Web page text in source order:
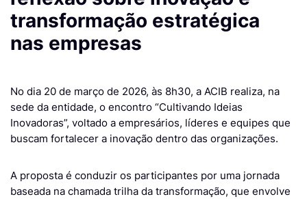
transformação estratégica
nas empresas
No dia 20 de março de 2026, às 8h30, a ACIB realiza, na
sede da entidade, o encontro “Cultivando Ideias
Inovadoras”, voltado a empresários, líderes e equipes que
buscam fortalecer a inovação dentro das organizações.
A proposta é conduzir os participantes por uma jornada
baseada na chamada trilha da transformação, que envolve